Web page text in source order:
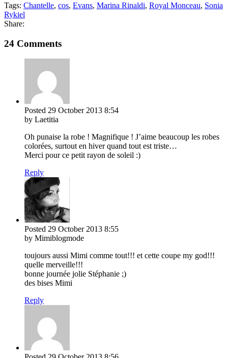
Tags: Chantelle, cos, Evans, Marina Rinaldi, Royal Monceau, Sonia
Rykiel
Share:
24 Comments
Posted 29 October 2013 8:54
by Laetitia
Oh punaise la robe ! Magnifique ! J’aime beaucoup les robes
colorées, surtout en hiver quand tout est triste…
Merci pour ce petit rayon de soleil :)
Reply
Posted 29 October 2013 8:55
by Mimiblogmode
toujours aussi Mimi comme tout!!! et cette coupe my god!!!
quelle merveille!!!
bonne journée jolie Stéphanie ;)
des bises Mimi
Reply